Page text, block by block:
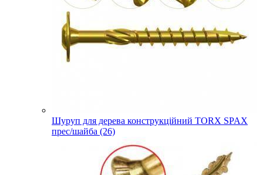
Шуруп для дерева конструкційний TORX SPAX
прес/шайба (26)